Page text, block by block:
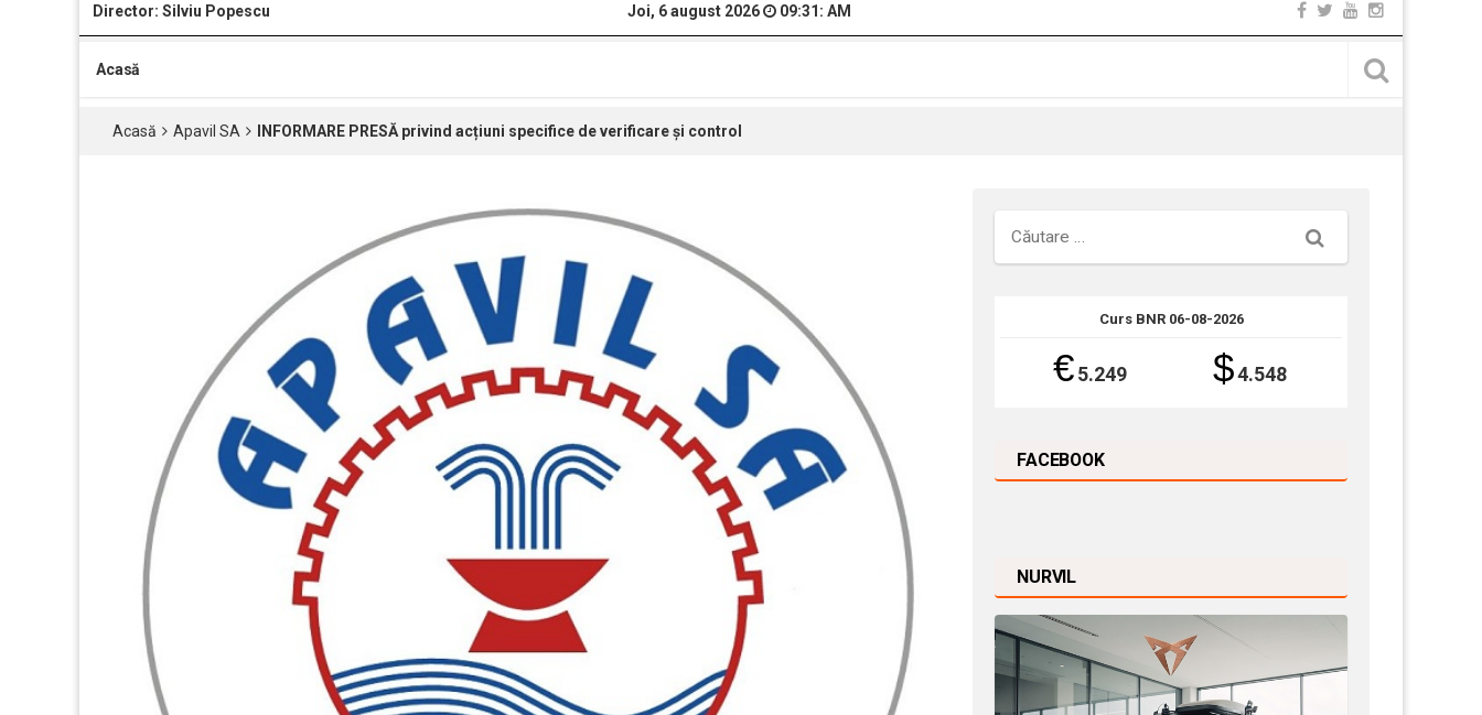
Director: Silviu Popescu Joi, 6 august 2026 09:31: AM
Acasă
Acasă Apavil SA INFORMARE PRESĂ privind acțiuni specifice de verificare și control
Căutare
Curs BNR 06-08-2026
€ 5.249 $4.548
FACEBOOK
NURVIL